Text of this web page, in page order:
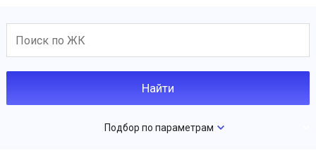
Подбор по параметрам